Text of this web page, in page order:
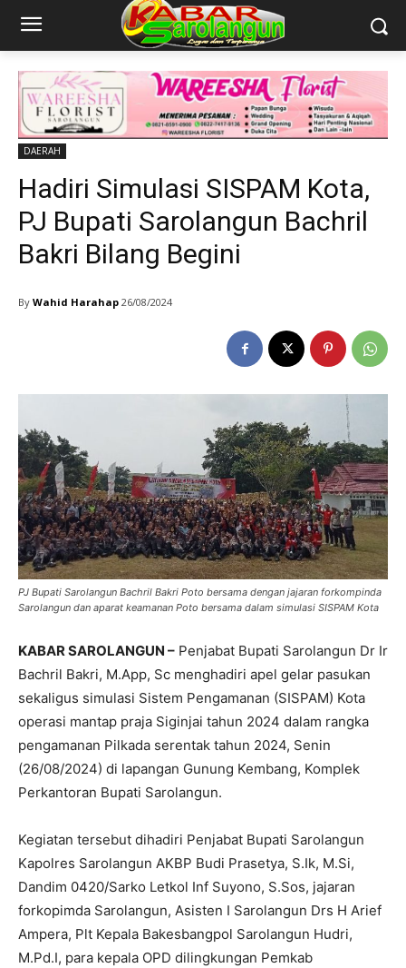
DAERAH
Hadiri Simulasi SISPAM Kota,
PJ Bupati Sarolangun Bachril
Bakri Bilang Begini
By Wahid Harahap 26/08/2024
PJ Bupati Sarolangun Bachril Bakri Poto bersama dengan jajaran forkompinda
Sarolangun dan aparat keamanan Poto bersama dalam simulasi SISPAM Kota
KABAR SAROLANGUN – Penjabat Bupati Sarolangun Dr Ir
Bachril Bakri, M.App, Sc menghadiri apel gelar pasukan
sekaligus simulasi Sistem Pengamanan (SISPAM) Kota
operasi mantap praja Siginjai tahun 2024 dalam rangka
pengamanan Pilkada serentak tahun 2024, Senin
(26/08/2024) di lapangan Gunung Kembang, Komplek
Perkantoran Bupati Sarolangun.
Kegiatan tersebut dihadiri Penjabat Bupati Sarolangun
Kapolres Sarolangun AKBP Budi Prasetya, S.Ik, M.Si,
Dandim 0420/Sarko Letkol Inf Suyono, S.Sos, jajaran
forkopimda Sarolangun, Asisten I Sarolangun Drs H Arief
Ampera, Plt Kepala Bakesbangpol Sarolangun Hudri,
M.Pd.I, para kepala OPD dilingkungan Pemkab